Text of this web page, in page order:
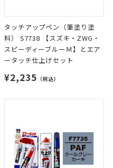
タッチアップペン（筆塗り塗
料） S7738 【スズキ・ZWG・
スピーディーブルーＭ】とエア
ータッチ仕上げセット
¥2,235 （税込）